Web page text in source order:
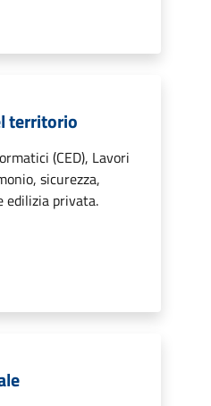
territorio
(CED), Lavori
sicurezza,
edilizia privata.